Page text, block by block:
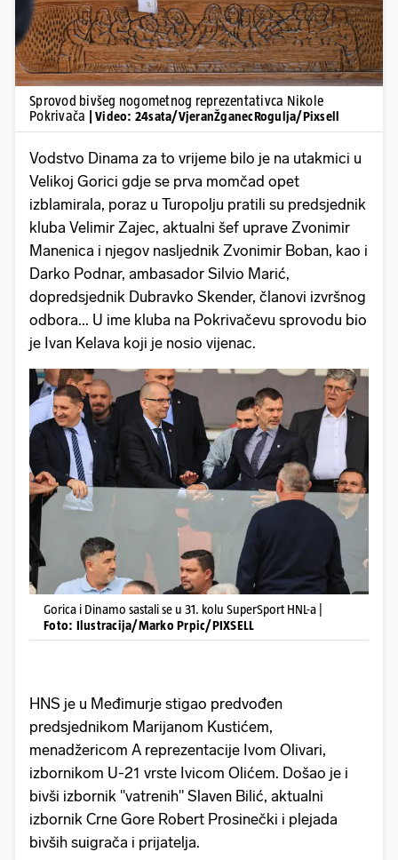
Sprovod bivšeg nogometnog reprezentativca Nikole
Pokrivača
| Video: 24sata/VjeranŽganecRogulja/Pixsell
Vodstvo Dinama za to vrijeme bilo je na utakmici u
Velikoj Gorici gdje se prva momčad opet
izblamirala, poraz u Turopolju pratili su predsjednik
kluba Velimir Zajec, aktualni šef uprave Zvonimir
Manenica i njegov nasljednik Zvonimir Boban, kao i
Darko Podnar, ambasador Silvio Marić,
dopredsjednik Dubravko Skender, članovi izvršnog
odbora... U ime kluba na Pokrivačevu sprovodu bio
je Ivan Kelava koji je nosio vijenac.
Gorica i Dinamo sastali se u 31. kolu SuperSport HNL-a |
Foto: Ilustracija/Marko Prpic/PIXSELL
HNS je u Međimurje stigao predvođen
predsjednikom Marijanom Kustićem,
menadžericom A reprezentacije Ivom Olivari,
izbornikom U-21 vrste Ivicom Olićem. Došao je i
bivši izbornik "vatrenih" Slaven Bilić, aktualni
izbornik Crne Gore Robert Prosinečki i plejada
bivših suigrača i prijatelja.